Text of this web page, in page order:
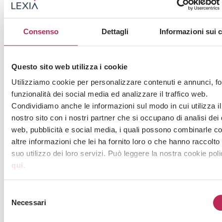
Consenso Dettagli Informazioni sui
Questo sito web utilizza i cookie
Utilizziamo cookie per personalizzare contenuti e annunci,
funzionalità dei social media ed analizzare il traffico web.
Condividiamo anche le informazioni sul modo in cui utilizza il
nostro sito con i nostri partner che si occupano di analisi dei
web, pubblicità e social media, i quali possono combinarle
altre informazioni che lei ha fornito loro o che hanno raccolto
suo utilizzo dei loro servizi. Può leggere la nostra cookie
qui
sottostante o accedendo ad un’altra pagina del sito,
delNecessari
Iscriviti alla newsletter
Newsletter
16 · 11 · 2023
Lexia e One Trading annunciano una partnership
strategica per supportare i clienti italiani nella
regolarizzazione fiscale delle criptovalute
Guarda tutti +